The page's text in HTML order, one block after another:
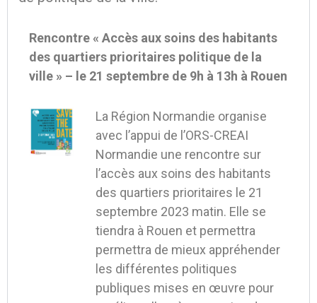
Rencontre « Accès aux soins des habitants
des quartiers prioritaires politique de la
ville » – le 21 septembre de 9h à 13h à Rouen
La Région Normandie organise
avec l’appui de l’ORS-CREAI
Normandie une rencontre sur
l’accès aux soins des habitants
des quartiers prioritaires le 21
septembre 2023 matin. Elle se
tiendra à Rouen et permettra
permettra de mieux appréhender
les différentes politiques
publiques mises en œuvre pour